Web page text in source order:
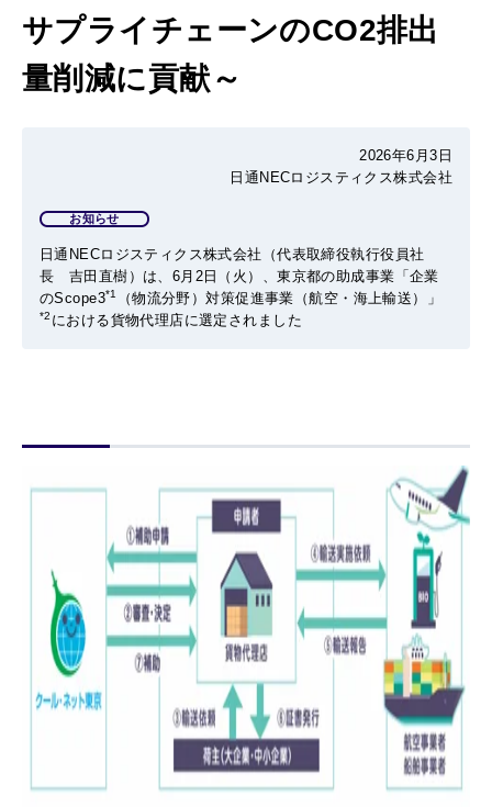
サプライチェーンのCO2排出
量削減に貢献～
お知らせ
2026年6月3日
日通NECロジスティクス株式会社
日通NECロジスティクス株式会社（代表取締役執行役員社
長 吉田直樹）は、 6月2日（火）、東京都の助成事業「企業
のScope3*1 （物流分野）対策促進事業（航空・海上輸送）」
*2 における貨物代理店に選定されました